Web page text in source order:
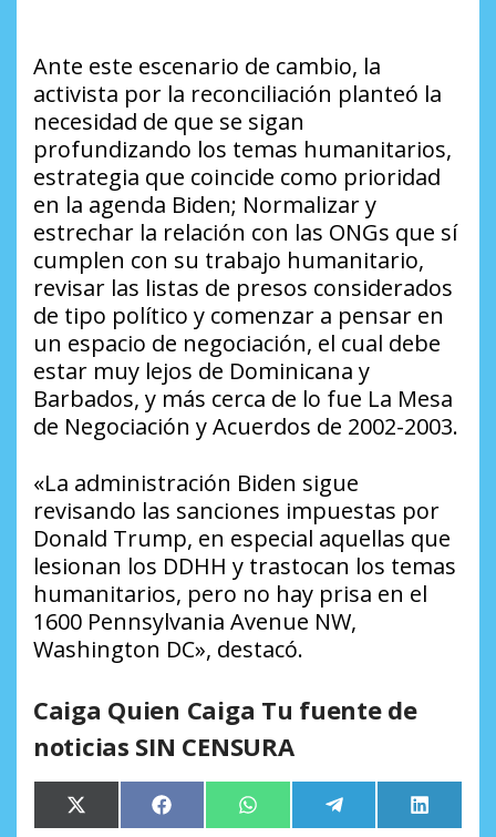
Ante este escenario de cambio, la
activista por la reconciliación planteó la
necesidad de que se sigan
profundizando los temas humanitarios,
estrategia que coincide como prioridad
en la agenda Biden; Normalizar y
estrechar la relación con las ONGs que sí
cumplen con su trabajo humanitario,
revisar las listas de presos considerados
de tipo político y comenzar a pensar en
un espacio de negociación, el cual debe
estar muy lejos de Dominicana y
Barbados, y más cerca de lo fue La Mesa
de Negociación y Acuerdos de 2002-2003.
«La administración Biden sigue
revisando las sanciones impuestas por
Donald Trump, en especial aquellas que
lesionan los DDHH y trastocan los temas
humanitarios, pero no hay prisa en el
1600 Pennsylvania Avenue NW,
Washington DC», destacó.
Caiga Quien Caiga Tu fuente de
noticias SIN CENSURA
Compartir
en
X
(Twitter)
Compartir
en
Facebook Compartir
en
WhatsApp Compartir
en
Telegram
en
LinkedIn